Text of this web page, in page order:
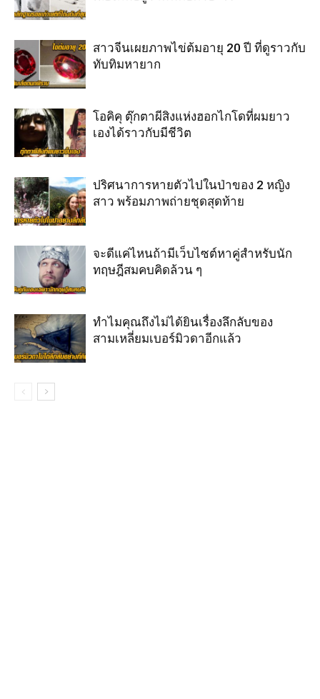
สาวจีนเผยภาพไข่ต้มอายุ 20 ปี ที่ดูราวกับ
ทับทิมหายาก
โอคิคุ ตุ๊กตาผีสิงแห่งฮอกไกโดที่ผมยาว
เองได้ราวกับมีชีวิต
ปริศนาการหายตัวไปในป่าของ 2 หญิง
สาว พร้อมภาพถ่ายชุดสุดท้าย
จะดีแค่ไหนถ้ามีเว็บไซต์หาคู่สำหรับนัก
ทฤษฎีสมคบคิดล้วน ๆ
ทำไมคุณถึงไม่ได้ยินเรื่องลึกลับของ
สามเหลี่ยมเบอร์มิวดาอีกแล้ว